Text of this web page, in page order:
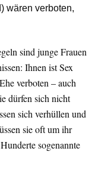
wären verboten,
sind junge Frauen
Ihnen ist Sex
verboten – auch
dürfen sich nicht
sich verhüllen und
sie oft um ihr
sogenannte